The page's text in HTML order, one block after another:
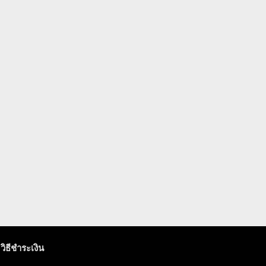
วิธีชำระเงิน